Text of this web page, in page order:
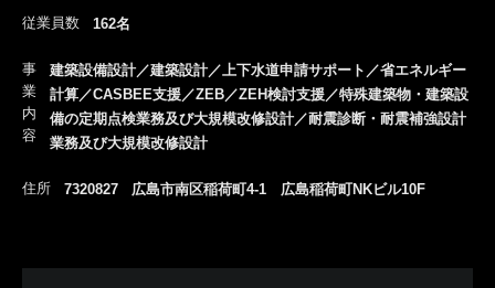
従業員数 162名
事
業
内
容
建築設備設計／建築設計／上下水道申請サポート／省エネルギー
計算／CASBEE支援／ZEB／ZEH検討支援／特殊建築物・建築設
備の定期点検業務及び大規模改修設計／耐震診断・耐震補強設計
業務及び大規模改修設計
住所 7320827 広島市南区稲荷町4-1 広島稲荷町NKビル10F